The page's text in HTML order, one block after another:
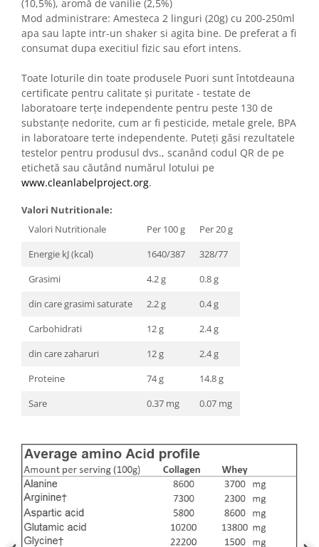
(10,5%), aromă de vanilie (2,5%)
Mod administrare: Amesteca 2 linguri (20g) cu 200-250ml
apa sau lapte intr-un shaker si agita bine. De preferat a fi
consumat dupa execitiul fizic sau efort intens.
Toate loturile din toate produsele Puori sunt întotdeauna
certificate pentru calitate și puritate - testate de
laboratoare terțe independente pentru peste 130 de
substanțe nedorite, cum ar fi pesticide, metale grele, BPA
in laboratoare terte independente. Puteți găsi rezultatele
testelor pentru produsul dvs., scanând codul QR de pe
etichetă sau căutând numărul lotului pe
www.cleanlabelproject.org.
Valori Nutritionale:
Valori Nutritionale
Per 100 g
Per 20 g
Energie kJ (kcal)
1640/387
328/77
Grasimi
4.2 g
0.8 g
din care grasimi saturate
2.2 g
0.4 g
Carbohidrati
12 g
2.4 g
din care zaharuri
12 g
2.4 g
Proteine
74 g
14.8 g
Sare
0.37 mg 0.07 mg